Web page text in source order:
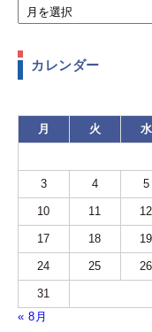
カレンダー
月 火 水
3 4 5
10 11 12
17 18 19
24 25 26
31
« 8月